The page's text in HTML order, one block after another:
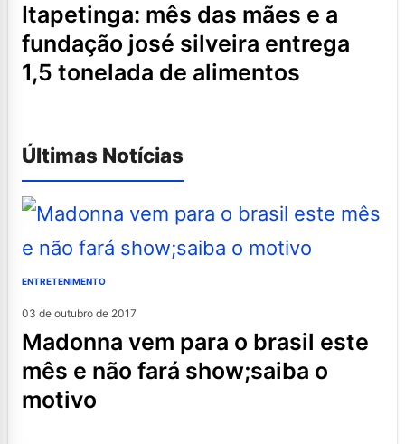
itapetinga: mês das mães e a
fundação josé silveira entrega
1,5 tonelada de alimentos
Últimas Notícias
ENTRETENIMENTO
03 de outubro de 2017
madonna vem para o brasil este
mês e não fará show;saiba o
motivo